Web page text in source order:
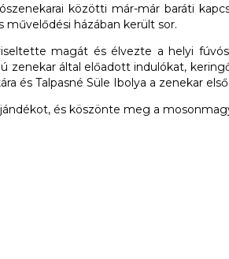
közötti már-már baráti
művelődési házában került sor.
magát és élvezte a helyi
által előadott indulókat,
Talpasné Süle Ibolya a zenekar
és köszönte meg a